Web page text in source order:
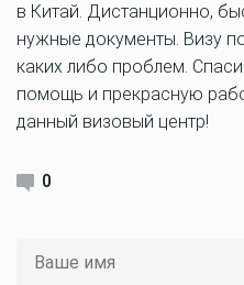
в Китай. Дистанционно,
нужные документы. Визу
каких либо проблем.
помощь и прекрасную
данный визовый центр!
0